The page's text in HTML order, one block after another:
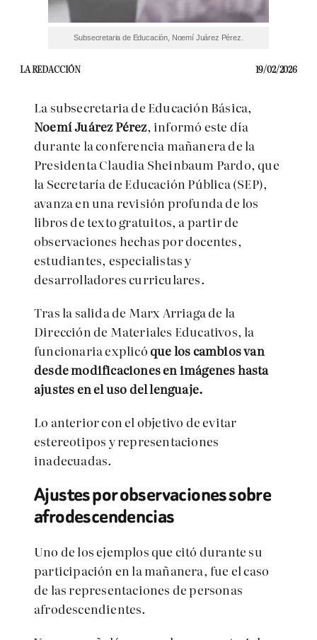
Subsecretaria de Educación, Noemí Juárez Pérez.
LA REDACCIÓN 19/02/2026
La subsecretaria de Educación Básica,
Noemí Juárez Pérez, informó este día
durante la conferencia mañanera de la
Presidenta Claudia Sheinbaum Pardo, que
la Secretaría de Educación Pública (SEP),
avanza en una revisión profunda de los
libros de texto gratuitos, a partir de
observaciones hechas por docentes,
estudiantes, especialistas y
desarrolladores curriculares.
Tras la salida de Marx Arriaga de la
Dirección de Materiales Educativos, la
funcionaria explicó que los cambios van
desde modificaciones en imágenes hasta
ajustes en el uso del lenguaje.
Lo anterior con el objetivo de evitar
estereotipos y representaciones
inadecuadas.
Ajustes por observaciones sobre
afrodescendencias
Uno de los ejemplos que citó durante su
participación en la mañanera, fue el caso
de las representaciones de personas
afrodescendientes.